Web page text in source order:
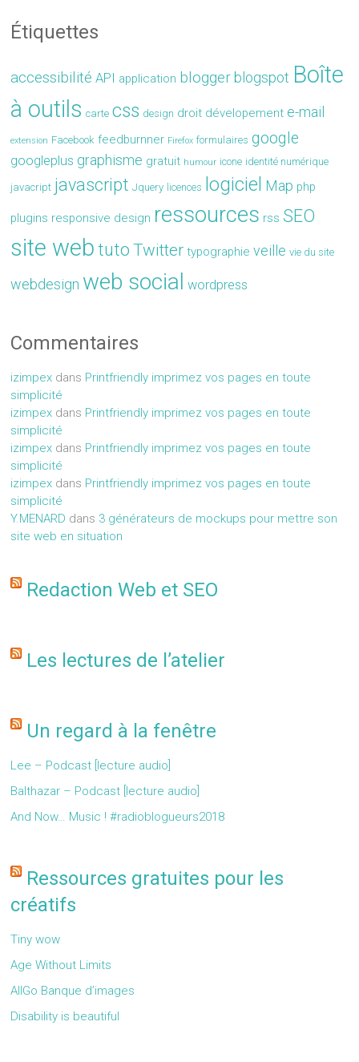
Étiquettes
accessibilité API application blogger blogspot Boîte
à outils carte css design droit dévelopement e-mail
extension Facebook feedburnner Firefox formulaires google
googleplus graphisme gratuit humour icone identité numérique
javacript javascript Jquery licences logiciel Map php
plugins responsive design ressources rss SEO
site web tuto Twitter typographie veille vie du site
webdesign web social wordpress
Commentaires
izimpex dans Printfriendly imprimez vos pages en toute
simplicité
izimpex dans Printfriendly imprimez vos pages en toute
simplicité
izimpex dans Printfriendly imprimez vos pages en toute
simplicité
izimpex dans Printfriendly imprimez vos pages en toute
simplicité
Y.MENARD dans 3 générateurs de mockups pour mettre son
site web en situation
Redaction Web et SEO
Les lectures de l’atelier
Un regard à la fenêtre
Lee – Podcast [lecture audio]
Balthazar – Podcast [lecture audio]
And Now… Music ! #radioblogueurs2018
Ressources gratuites pour les
créatifs
Tiny wow
Age Without Limits
AllGo Banque d’images
Disability is beautiful